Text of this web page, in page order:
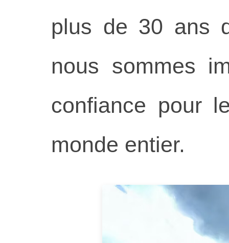
plus de 30 ans
nous sommes
confiance pour
monde entier.